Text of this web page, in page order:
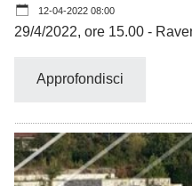
12-04-2022 08:00
29/4/2022, ore 15.00 -
Approfondisci